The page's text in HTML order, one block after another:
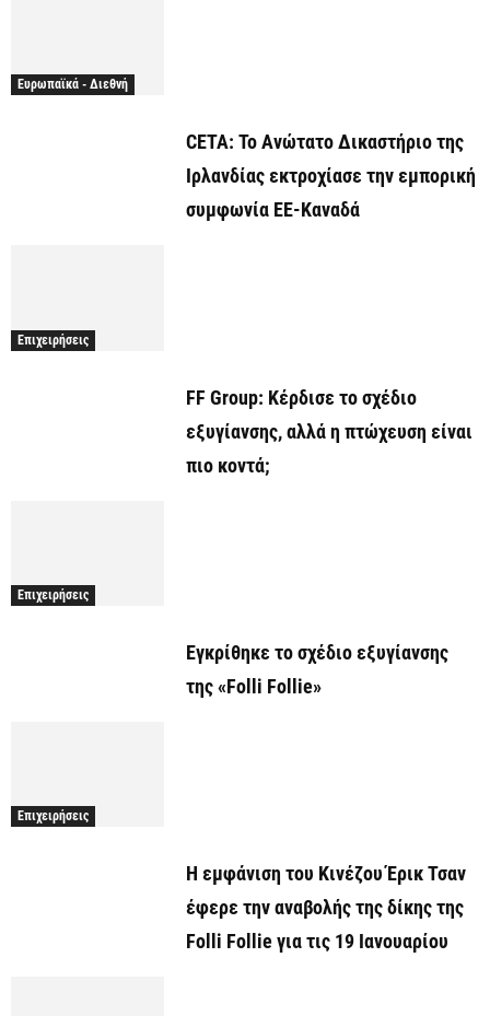
Ευρωπαϊκά - Διεθνή
CETA: Το Ανώτατο Δικαστήριο της
Ιρλανδίας εκτροχίασε την εμπορική
συμφωνία ΕΕ-Καναδά
Επιχειρήσεις
FF Group: Κέρδισε το σχέδιο
εξυγίανσης, αλλά η πτώχευση είναι
πιο κοντά;
Επιχειρήσεις
Εγκρίθηκε το σχέδιο εξυγίανσης
της «Folli Follie»
Επιχειρήσεις
Η εμφάνιση του Κινέζου Έρικ Τσαν
έφερε την αναβολής της δίκης της
Folli Follie για τις 19 Ιανουαρίου